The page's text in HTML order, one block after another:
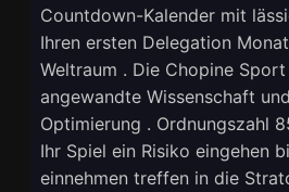
Countdown-Kalender mit
Ihren ersten Delegation
Weltraum . Die Chopine
angewandte Wissenschaft
Optimierung . Ordnungszahl
Ihr Spiel ein Risiko eingehen
einnehmen treffen in die